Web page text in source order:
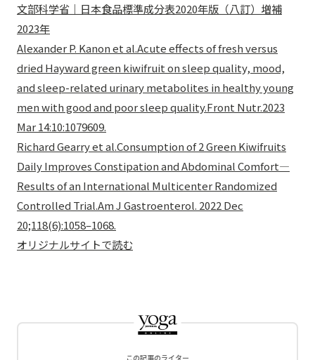
文部科学省｜日本食品標準成分表2020年版（八訂）増補
2023年
Alexander P. Kanon et al.Acute effects of fresh versus
dried Hayward green kiwifruit on sleep quality, mood,
and sleep-related urinary metabolites in healthy young
men with good and poor sleep quality.Front Nutr.2023
Mar 14:10:1079609.
Richard Gearry et al.Consumption of 2 Green Kiwifruits
Daily Improves Constipation and Abdominal Comfort—
Results of an International Multicenter Randomized
Controlled Trial.Am J Gastroenterol. 2022 Dec
20;118(6):1058–1068.
オリジナルサイトで読む
この記事のライター